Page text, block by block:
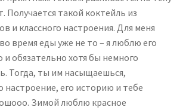
Получается такой коктейль из
и классного настроения. Для меня
время еды уже не то – я люблю его
и обязательно хотя бы немного
Тогда, ты им насыщаешься,
настроение, его историю и тебе
Зимой люблю красное